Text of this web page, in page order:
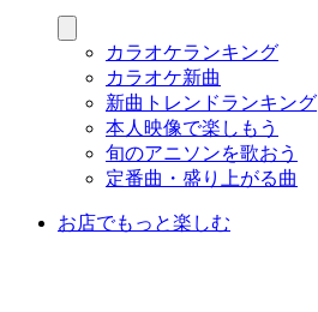
カラオケランキング
カラオケ新曲
新曲トレンドランキング
本人映像で楽しもう
旬のアニソンを歌おう
定番曲・盛り上がる曲
お店でもっと楽しむ